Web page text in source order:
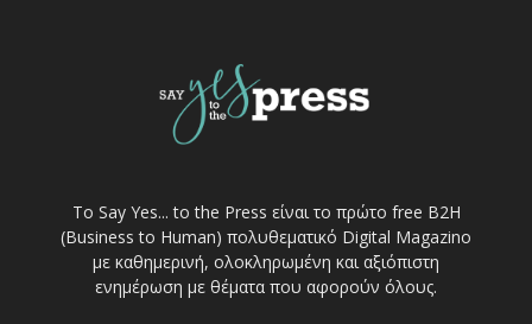
Το Say Yes... to the Press είναι το πρώτο free Β2Η
(Business to Human) πολυθεματικό Digital Magazino
με καθημερινή, ολοκληρωμένη και αξιόπιστη
ενημέρωση με θέματα που αφορούν όλους.